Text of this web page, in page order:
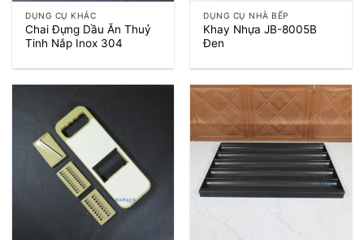
DỤNG CỤ KHÁC
Chai Đựng Dầu Ăn Thuỷ
Tinh Nắp Inox 304
DỤNG CỤ NHÀ BẾP
Khay Nhựa JB-8005B
Đen